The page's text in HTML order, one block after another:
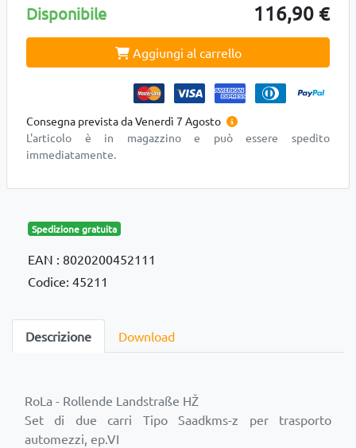
Disponibile 116,90 €
Aggiungi al carrello
Consegna prevista da Venerdì 7 Agosto
L'articolo è in magazzino e può essere spedito
immediatamente.
Spedizione gratuita
EAN : 8020200452111
Codice: 45211
Descrizione Download
RoLa - Rollende Landstraße HŽ
Set di due carri Tipo Saadkms-z per trasporto
automezzi, ep.VI